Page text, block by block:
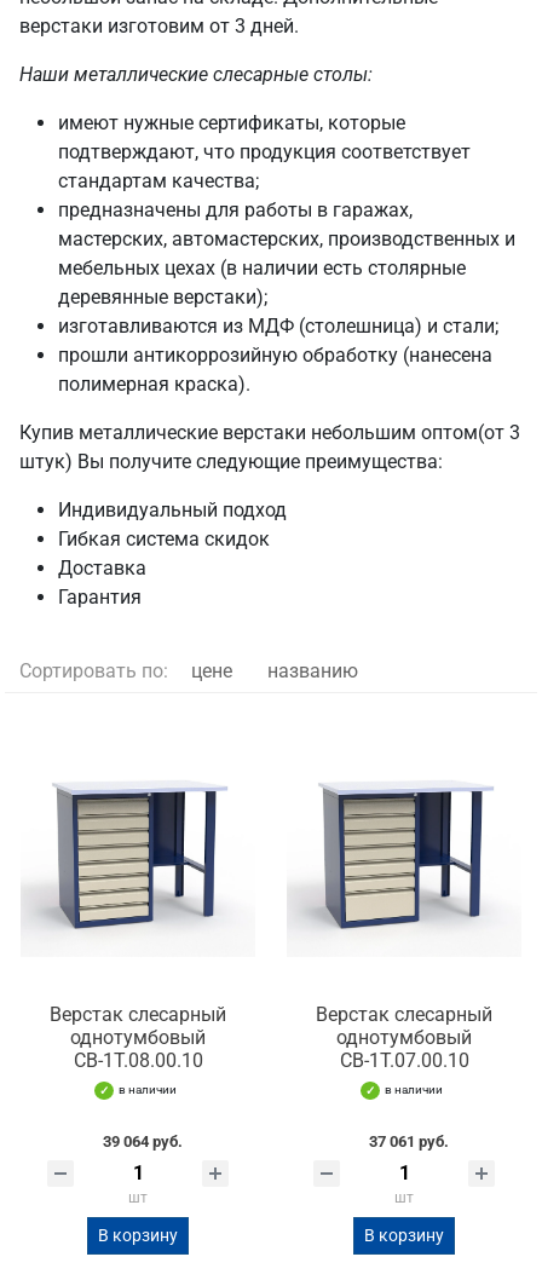
верстаки изготовим от 3 дней.
Наши металлические слесарные столы:
имеют нужные сертификаты, которые
подтверждают, что продукция соответствует
стандартам качества;
предназначены для работы в гаражах,
мастерских, автомастерских, производственных и
мебельных цехах (в наличии есть столярные
деревянные верстаки);
изготавливаются из МДФ (столешница) и стали;
прошли антикоррозийную обработку (нанесена
полимерная краска).
Купив металлические верстаки небольшим оптом(от 3
штук) Вы получите следующие преимущества:
Индивидуальный подход
Гибкая система скидок
Доставка
Гарантия
Сортировать по: цене названию
Верстак слесарный
однотумбовый
СВ-1Т.08.00.10
в наличии
39 064 руб.
шт
В корзину
Верстак слесарный
однотумбовый
СВ-1Т.07.00.10
в наличии
37 061 руб.
шт
В корзину